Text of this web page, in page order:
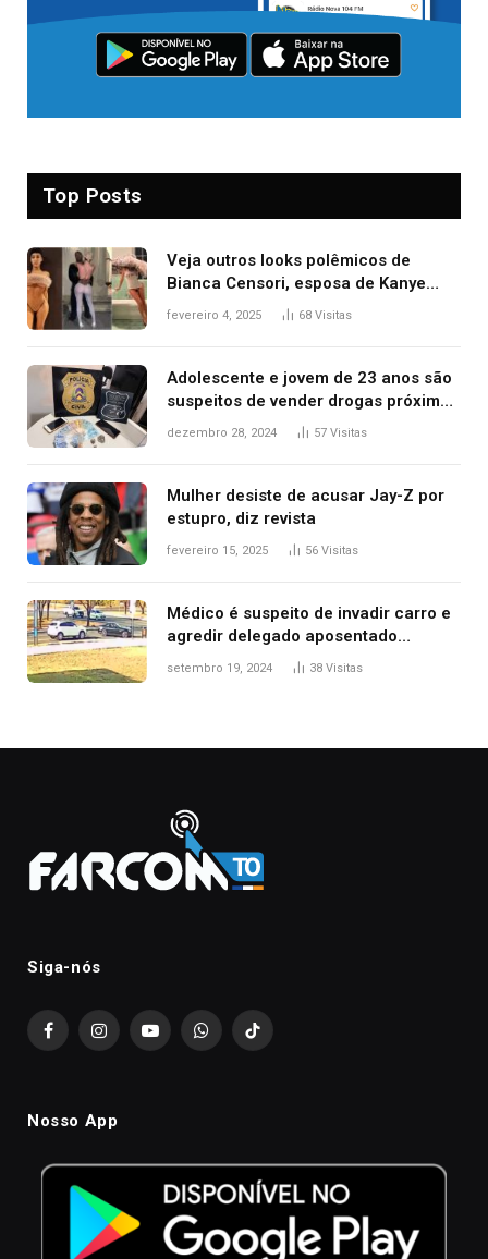
Top Posts
Veja outros looks polêmicos de
Bianca Censori, esposa de Kanye
West que apareceu nua no Grammy
fevereiro 4, 2025 68 Visitas
Adolescente e jovem de 23 anos são
suspeitos de vender drogas próximo
de delegacia e escola, diz polícia
dezembro 28, 2024 57 Visitas
Mulher desiste de acusar Jay-Z por
estupro, diz revista
fevereiro 15, 2025 56 Visitas
Médico é suspeito de invadir carro e
agredir delegado aposentado
durante confusão no trânsito
setembro 19, 2024 38 Visitas
Siga-nós
FacebookInstagramYouTubeWhatsAppTikTok
Nosso App